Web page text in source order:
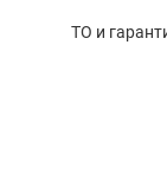
ТО и